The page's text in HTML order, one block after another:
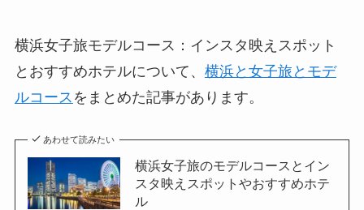
横浜女子旅モデルコース：インスタ映えスポット
とおすすめホテルについて、 横浜と女子旅とモデ
ルコース をまとめた記事があります。
あわせて読みたい
横浜女子旅のモデルコースとイン
スタ映えスポットやおすすめホテ
ル